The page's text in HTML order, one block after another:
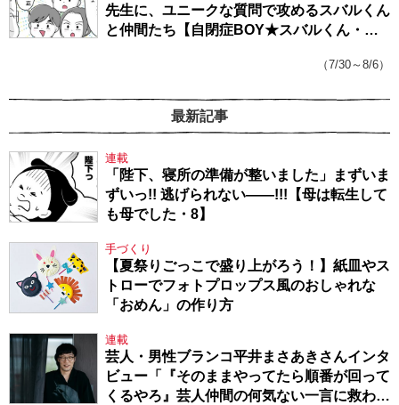
先生に、ユニークな質問で攻めるスバルくん
と仲間たち【自閉症BOY★スバルくん・
（7/30～8/6）
最新記事
連載
「陛下、寝所の準備が整いました」まずいま
ずいっ!! 逃げられない――!!!【母は転生して
も母でした・8】
手づくり
【夏祭りごっこで盛り上がろう！】紙皿やス
トローでフォトプロップス風のおしゃれな
「おめん」の作り方
連載
芸人・男性ブランコ平井まさあきさんインタ
ビュー「『そのままやってたら順番が回って
くるやろ』芸人仲間の何気ない一言に救われ